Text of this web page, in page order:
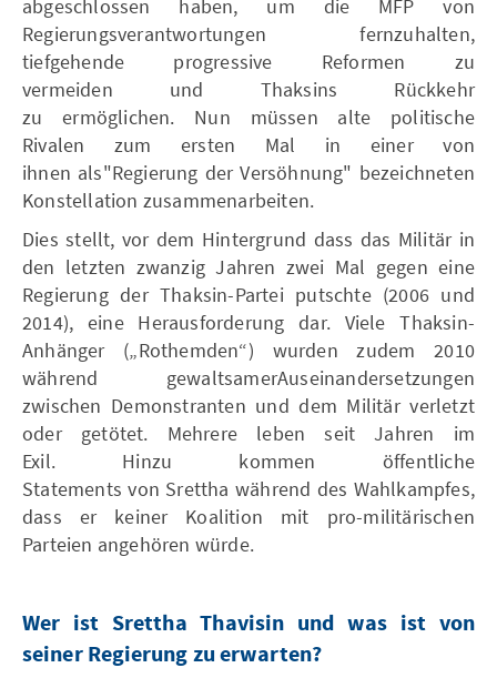
abgeschlossen haben, um die MFP von
Regierungsverantwortungen fernzuhalten,
tiefgehende progressive Reformen zu
vermeiden und Thaksins Rückkehr
zu ermöglichen. Nun müssen alte politische
Rivalen zum ersten Mal in einer von
ihnen als"Regierung der Versöhnung" bezeichneten
Konstellation zusammenarbeiten.
Dies stellt, vor dem Hintergrund dass das Militär in
den letzten zwanzig Jahren zwei Mal gegen eine
Regierung der Thaksin-Partei putschte (2006 und
2014), eine Herausforderung dar. Viele Thaksin-
Anhänger („Rothemden“) wurden zudem 2010
während gewaltsamerAuseinandersetzungen
zwischen Demonstranten und dem Militär verletzt
oder getötet. Mehrere leben seit Jahren im
Exil. Hinzu kommen öffentliche
Statements von Srettha während des Wahlkampfes,
dass er keiner Koalition mit pro-militärischen
Parteien angehören würde.
Wer ist Srettha Thavisin und was ist von
seiner Regierung zu erwarten?